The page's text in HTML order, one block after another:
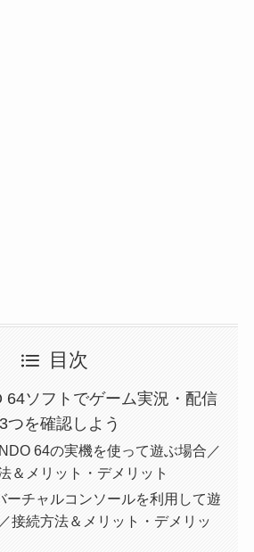
目次
64ソフトでゲーム実況・配信
つを確認しよう
64の実機を使って遊ぶ場合／
＆メリット・デメリット
ーチャルコンソールを利用して遊
接続方法＆メリット・デメリッ